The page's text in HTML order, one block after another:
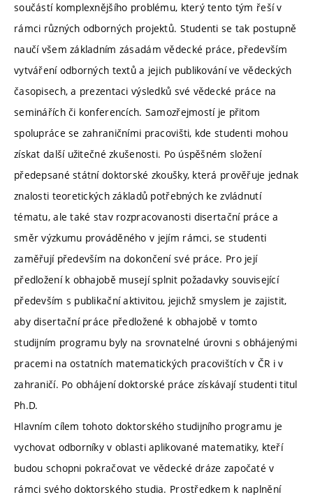
součástí komplexnějšího problému, který tento tým řeší v
rámci různých odborných projektů. Studenti se tak postupně
naučí všem základním zásadám vědecké práce, především
vytváření odborných textů a jejich publikování ve vědeckých
časopisech, a prezentaci výsledků své vědecké práce na
seminářích či konferencích. Samozřejmostí je přitom
spolupráce se zahraničními pracovišti, kde studenti mohou
získat další užitečné zkušenosti. Po úspěšném složení
předepsané státní doktorské zkoušky, která prověřuje jednak
znalosti teoretických základů potřebných ke zvládnutí
tématu, ale také stav rozpracovanosti disertační práce a
směr výzkumu prováděného v jejím rámci, se studenti
zaměřují především na dokončení své práce. Pro její
předložení k obhajobě musejí splnit požadavky související
především s publikační aktivitou, jejichž smyslem je zajistit,
aby disertační práce předložené k obhajobě v tomto
studijním programu byly na srovnatelné úrovni s obhájenými
pracemi na ostatních matematických pracovištích v ČR i v
zahraničí. Po obhájení doktorské práce získávají studenti titul
Ph.D.
Hlavním cílem tohoto doktorského studijního programu je
vychovat odborníky v oblasti aplikované matematiky, kteří
budou schopni pokračovat ve vědecké dráze započaté v
rámci svého doktorského studia. Prostředkem k naplnění